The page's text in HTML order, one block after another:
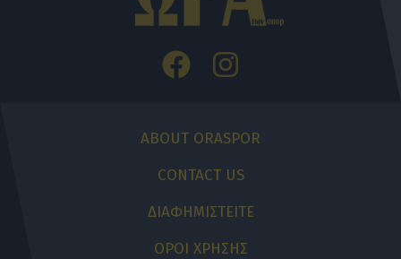
ABOUT ORASPOR
CONTACT US
ΔΙΑΦΗΜΙΣΤΕΙΤΕ
ΟΡΟΙ ΧΡΗΣΗΣ